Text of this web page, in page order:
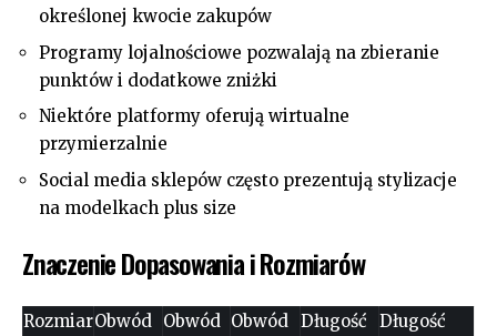
określonej kwocie zakupów
Programy lojalnościowe pozwalają na zbieranie
punktów i dodatkowe zniżki
Niektóre platformy oferują wirtualne
przymierzalnie
Social media sklepów często prezentują stylizacje
na modelkach plus size
Znaczenie Dopasowania i Rozmiarów
RozmiarObwód
Obwód Obwód
Długość
Długość